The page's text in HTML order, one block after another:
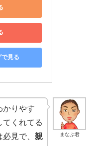
見る
まなぶ君
かりやす
てくれてる
見で、 親